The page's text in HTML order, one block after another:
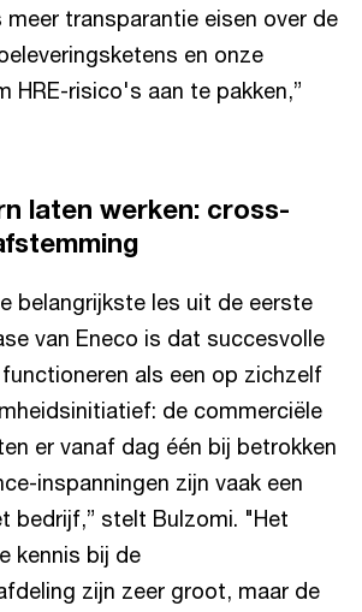
transparantie eisen over de
en onze
HRE-risico's aan te pakken,”
laten werken: cross-
belangrijkste les uit de eerste
van Eneco is dat succesvolle
functioneren als een op zichzelf
de commerciële
er vanaf dag één bij betrokken
inspanningen zijn vaak een
bedrijf,” stelt Bulzomi. "Het
kennis bij de
zijn zeer groot, maar de